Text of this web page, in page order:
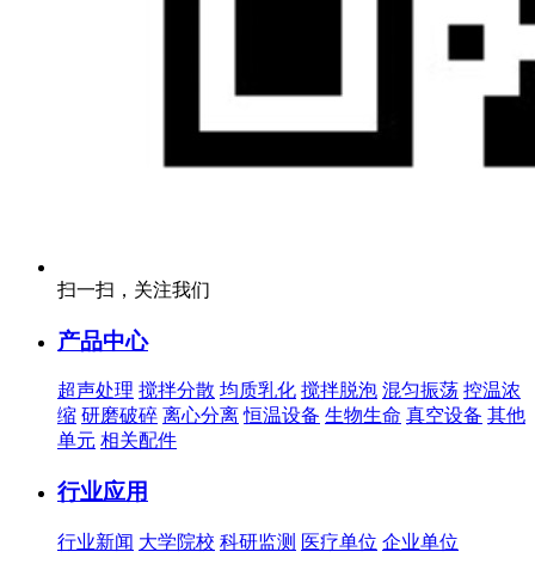
扫一扫，关注我们
产品中心
超声处理 搅拌分散 均质乳化 搅拌脱泡 混匀振荡 控温浓
缩 研磨破碎 离心分离 恒温设备 生物生命 真空设备 其他
单元 相关配件
行业应用
行业新闻 大学院校 科研监测 医疗单位 企业单位